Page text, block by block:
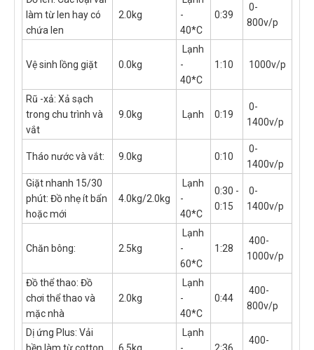
làm từ len hay có
chứa len
2.0kg
-
40*C
0:39
0-
800v/p
Vệ sinh lồng giặt 0.0kg
Lạnh
-
40*C
1:10 1000v/p
Rũ -xả: Xả sạch
trong chu trình và
vắt
9.0kg Lạnh 0:19
0-
1400v/p
Tháo nước và vắt: 9.0kg 0:10
0-
1400v/p
Giặt nhanh 15/30
phút: Đồ nhẹ ít bẩn
hoặc mới
4.0kg/2.0kg
Lạnh
-
40*C
0:30 -
0:15
0-
1400v/p
Chăn bông: 2.5kg
Lạnh
-
60*C
1:28
400-
1000v/p
Đồ thể thao: Đồ
chơi thể thao và
mặc nhà
2.0kg
Lạnh
-
40*C
0:44
400-
800v/p
Dị ứng Plus: Vải
Lạnh
400-